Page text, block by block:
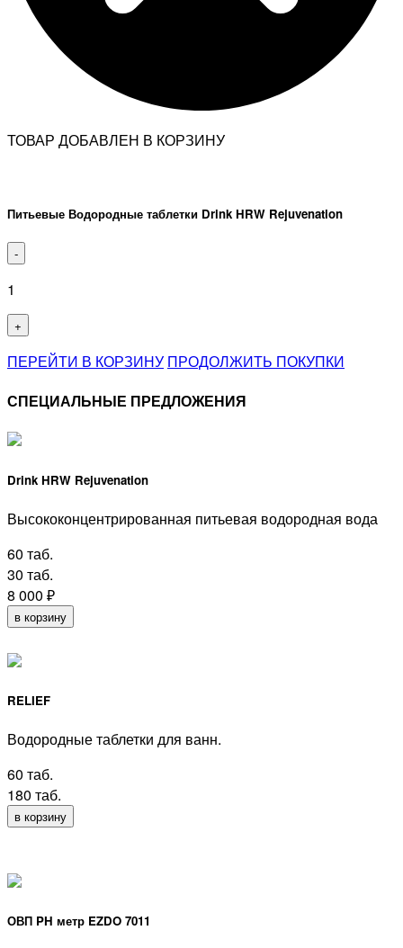
ТОВАР ДОБАВЛЕН В КОРЗИНУ
Питьевые Водородные таблетки Drink HRW Rejuvenation
-
1
+
ПЕРЕЙТИ В КОРЗИНУ ПРОДОЛЖИТЬ ПОКУПКИ
СПЕЦИАЛЬНЫЕ ПРЕДЛОЖЕНИЯ
Drink HRW Rejuvenation
Высококонцентрированная питьевая водородная вода
60 таб.
30 таб.
8 000 ₽
в корзину
RELIEF
Водородные таблетки для ванн.
60 таб.
180 таб.
в корзину
ОВП PH метр EZDO 7011